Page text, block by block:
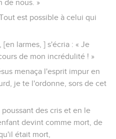
de nous. »
est possible à celui qui
larmes, ] s'écria : « Je
de mon incrédulité ! »
menaça l'esprit impur en
je te l'ordonne, sors de cet
des cris et en le
devint comme mort, de
était mort,